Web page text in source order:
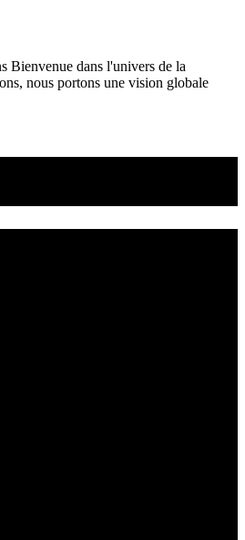
Bienvenue dans l'univers de la
nous portons une vision globale